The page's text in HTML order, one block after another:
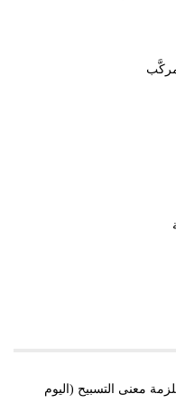
معنى التسبيح (اليوم